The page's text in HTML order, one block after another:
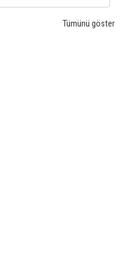
Tümünü göster